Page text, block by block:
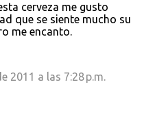
cerveza me gusto
que se siente mucho su
me encanto.
2011 a las 7:28 p.m.